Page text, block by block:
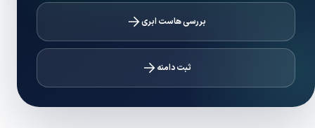
بررسی هاست ابری
ثبت دامنه